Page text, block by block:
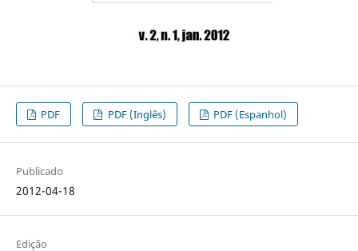
PDF PDF (Inglês) PDF (Espanhol)
Publicado
2012-04-18
Edição